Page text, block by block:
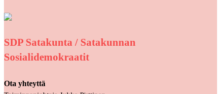
SDP Satakunta / Satakunnan
Sosialidemokraatit
Ota yhteyttä